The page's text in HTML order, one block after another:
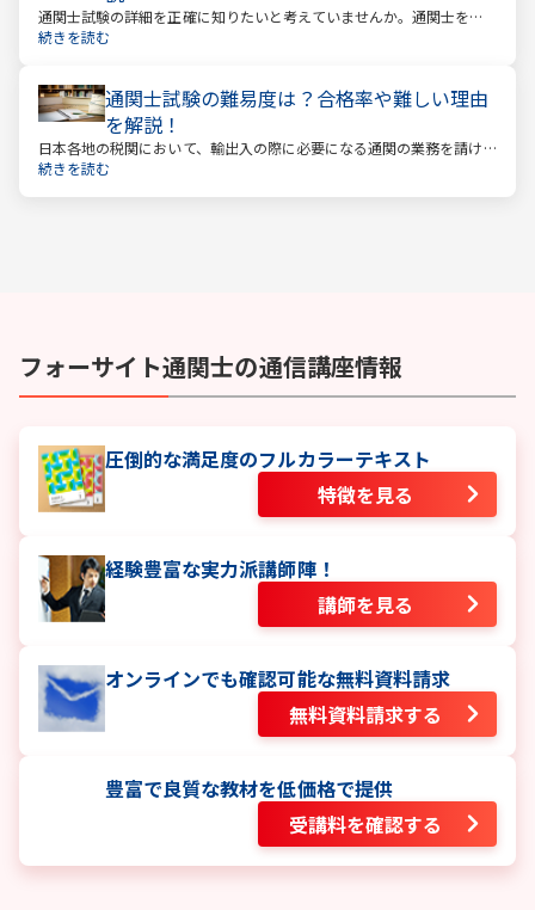
通関士試験の詳細を正確に知りたいと考えていませんか。通関士を目
指す場合は、まず試験内容や日程を知る必要があります。
続きを読む
通関士試験の難易度は？合格率や難しい理由
を解説！
日本各地の税関において、輸出入の際に必要になる通関の業務を請け
負っているのが通関士です。日本は貿易で成り立つ国ですので、今後
続きを読む
フォーサイト通関士の通信講座情報
圧倒的な満足度のフルカラーテキスト
特徴を見る
経験豊富な実力派講師陣！
講師を見る
オンラインでも確認可能な無料資料請求
無料資料請求する
豊富で良質な教材を低価格で提供
受講料を確認する